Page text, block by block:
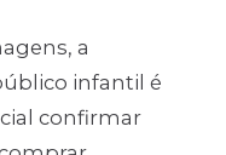
a
infantil é
confirmar